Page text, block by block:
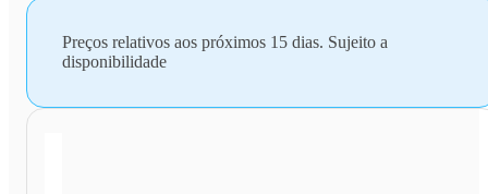
Preços relativos aos próximos 15 dias. Sujeito a
disponibilidade